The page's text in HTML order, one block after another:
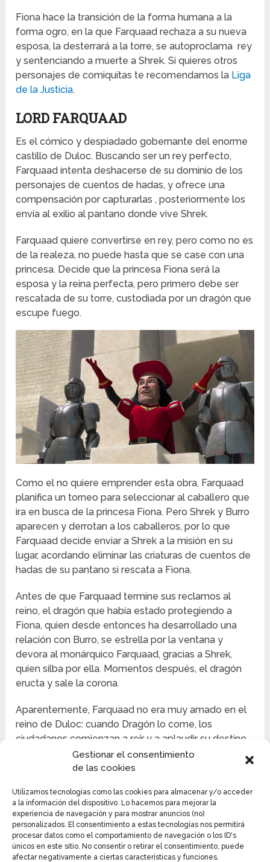
Gestionar el consentimiento
de las cookies
Utilizamos tecnologías como las cookies para almacenar y/o acceder
a la información del dispositivo. Lo hacemos para mejorar la
experiencia de navegación y para mostrar anuncios (no)
personalizados. El consentimiento a estas tecnologías nos permitirá
procesar datos como el comportamiento de navegación o los ID's
únicos en este sitio. No consentir o retirar el consentimiento, puede
afectar negativamente a ciertas características y funciones.
Fiona hace la transición de la forma humana a la
forma ogro, en la que Farquaad rechaza a su nueva
esposa, la desterrará a la torre, se autoproclama rey
y sentenciando a muerte a Shrek. Si quieres otros
personajes de comiquitas te recomendamos la Liga
de la Justicia.
LORD FARQUAAD
Es el cómico y despiadado gobernante del enorme
castillo de Duloc. Buscando ser un rey perfecto,
Farquaad intenta deshacerse de su dominio de los
personajes de cuentos de hadas, y ofrece una
compensación por capturarlas , posteriormente los
envía al exilio al pantano donde vive Shrek.
Farquaad quiere convertirse en rey, pero como no es
de la realeza, no puede hasta que se case con una
princesa. Decide que la princesa Fiona será la
esposa y la reina perfecta, pero primero debe ser
rescatada de su torre, custodiada por un dragón que
escupe fuego.
Como el no quiere emprender esta obra, Farquaad
planifica un torneo para seleccionar al caballero que
ira en busca de la princesa Fiona. Pero Shrek y Burro
aparecen y derrotan a los caballeros, por lo que
Farquaad decide enviar a Shrek a la misión en su
lugar, acordando eliminar las criaturas de cuentos de
hadas de su pantano si rescata a Fiona.
Antes de que Farquaad termine sus reclamos al
reino, el dragón que había estado protegiendo a
Fiona, quien desde entonces ha desarrollado una
relación con Burro, se estrella por la ventana y
devora al monárquico Farquaad, gracias a Shrek,
quien silba por ella. Momentos después, el dragón
eructa y sale la corona.
Aparentemente, Farquaad no era muy amado en el
reino de Duloc: cuando Dragón lo come, los
ciudadanos comienzan a reír y a aplaudir su destino.
DRAGÓN
Dragón es una criatura de color rojo carmesí que
quien es el guardián de la princesa Fiona en el
castillo, desafiando a Shrek y Burro en su intento de
buscar a la Princesa Fiona. Se enoja cuando Burro
accidentalmente perturba su sueño.